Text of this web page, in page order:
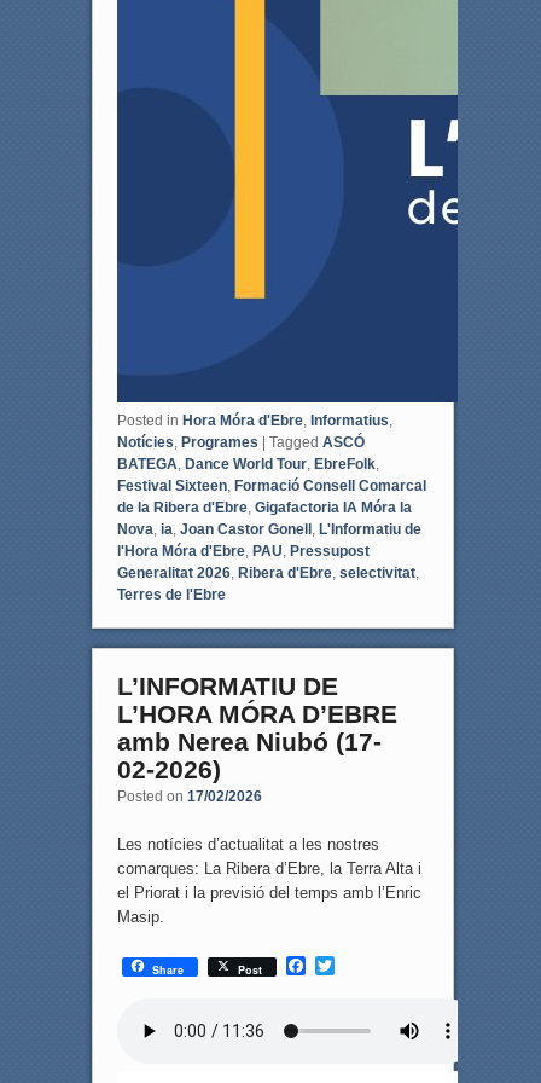
Posted in Hora Móra d'Ebre, Informatius
Notícies Programes | Tagged ASCÓ
BATEGA Dance World Tour, EbreFolk,
Festival Sixteen, Formació Consell Comarcal
de la Ribera d'Ebre, Gigafactoria IA Móra la
Nova ia Joan Castor Gonell, L'Informatiu de
l'Hora Móra d'Ebre, PAU Pressupost
Generalitat 2026, Ribera d'Ebre, selectivitat,
Terres de l'Ebre
L’INFORMATIU DE
L’HORA MÓRA D’EBRE
amb Nerea Niubó (17-
02-2026)
Posted on 17/02/2026
Les notícies d’actualitat a les nostres
comarques: La Ribera d’Ebre, la Terra Alta i
el Priorat i la previsió del temps amb l’Enric
Masip.
Share Post
F
T